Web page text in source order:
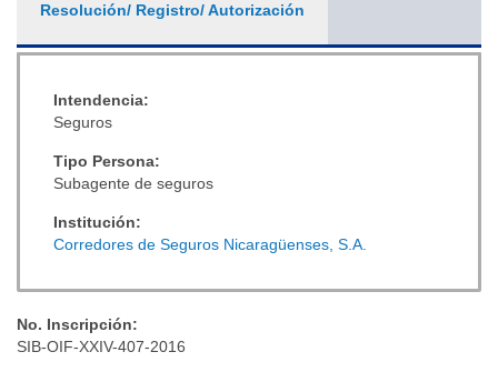
Resolución/ Registro/ Autorización
Intendencia:
Seguros
Tipo Persona:
Subagente de seguros
Institución:
Corredores de Seguros Nicaragüenses, S.A.
No. Inscripción:
SIB-OIF-XXIV-407-2016